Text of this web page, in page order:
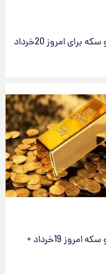
قیمت طلا و سکه برای امروز 20خرداد
قیمت طلا و سکه امروز 19خرداد +